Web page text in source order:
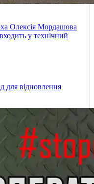
Олексія Мордашова
у технічний
для відновлення